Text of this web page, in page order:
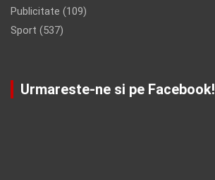
Publicitate (109)
Sport (537)
Urmareste-ne si pe Facebook!